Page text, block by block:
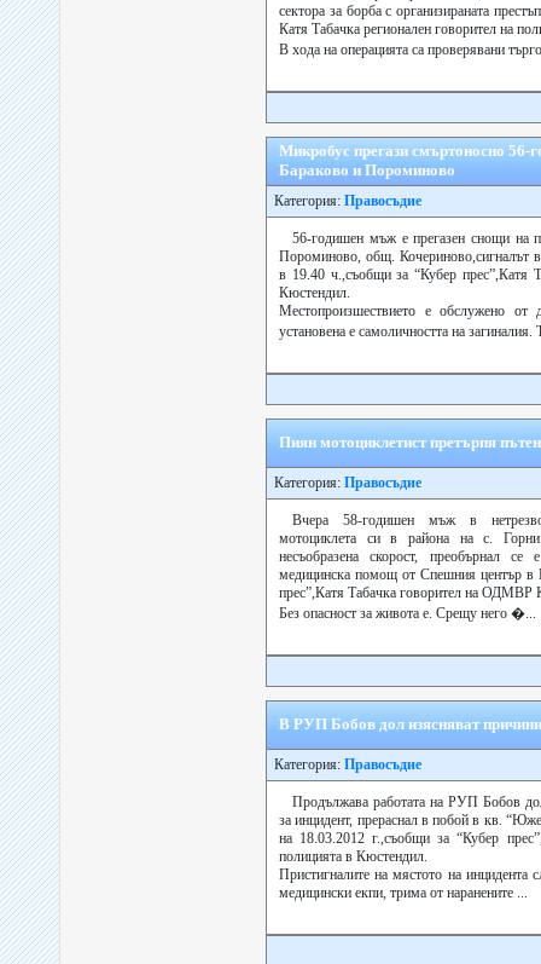
сектора за борба с организираната
Катя Табачка регионален говорител на
В хода на операцията са проверявани
Микробус прегази смъртоносно
Бараково и Пороминово
Категория: Правосъдие
56-годишен мъж е прегазен снощи на
Пороминово, общ. Кочериново,сигналът
в 19.40 ч.,съобщи за “Кубер
Кюстендил.
Местопроизшествието е обслужено от
установена е самоличността на
Пиян мотоциклетист претърпя
Категория: Правосъдие
Вчера 58-годишен мъж в
мотоциклета си в района на с.
несъобразена скорост, преобърнал
медицинска помощ от Спешния център в
прес”,Катя Табачка говорител на ОДМВР
Без опасност за живота е. Срещу него �...
В РУП Бобов дол изясняват
Категория: Правосъдие
Продължава работата на РУП Бобов
за инцидент, прераснал в побой в кв.
на 18.03.2012 г.,съобщи за “Кубер
полицията в Кюстендил.
Пристигналите на мястото на инцидента
медицински екпи, трима от наранените ...